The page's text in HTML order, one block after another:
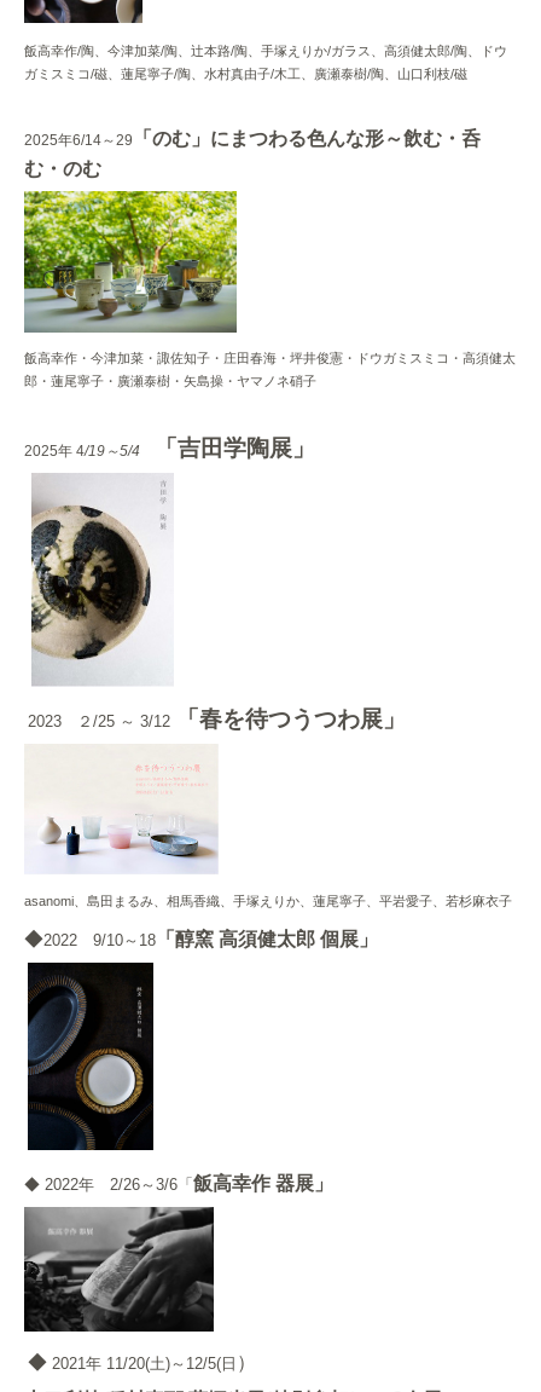
飯高幸作/陶、今津加菜/陶、辻本路/陶、手塚えりか/ガラス、高須健太郎/陶、ドウ
ガミスミコ/磁、蓮尾寧子/陶、水村真由子/木工、廣瀬泰樹/陶、山口利枝/磁
2025年6/14～29
「のむ」にまつわる色んな形～飲む・呑
む・のむ
飯高幸作・今津加菜・諏佐知子・庄田春海・坪井俊憲・ドウガミスミコ・高須健太
郎・蓮尾寧子・廣瀬泰樹・矢島操・ヤマノネ硝子
2025年 4/19～5/4 「吉田学陶展」
2023 ２/25 ～ 3/12 「春を待つうつわ展」
asanomi、島田まるみ、相馬香織、手塚えりか、蓮尾寧子、平岩愛子、若杉麻衣子
◆2022 9/10～18 「醇窯 高須健太郎 個展」
◆ 2022年 2/26～3/6「 飯高幸作 器展」
◆ 2021年 11/20(土)～12/5(日 ）